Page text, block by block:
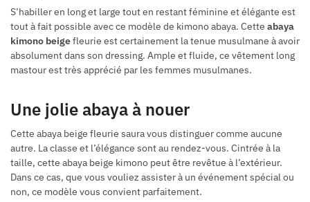
S’habiller en long et large tout en restant féminine et élégante est
tout à fait possible avec ce modèle de kimono abaya. Cette abaya
kimono beigefleurie est certainement la tenue musulmane à avoir
absolument dans son dressing. Ample et fluide, ce vêtement long
mastour est très apprécié par les femmes musulmanes.
Une jolie abaya à nouer
Cette abaya beige fleurie saura vous distinguer comme aucune
autre. La classe et l’élégance sont au rendez-vous. Cintrée à la
taille, cette abaya beige kimono peut être revêtue à l’extérieur.
Dans ce cas, que vous vouliez assister à un événement spécial ou
non, ce modèle vous convient parfaitement.